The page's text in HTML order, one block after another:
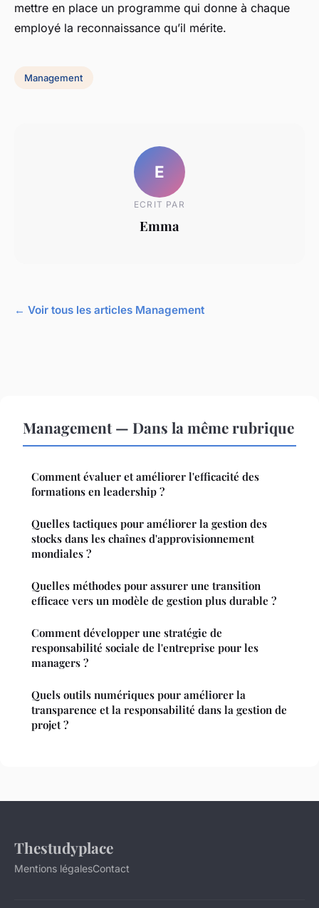
mettre en place un programme qui donne à chaque
employé la reconnaissance qu’il mérite.
Management
E
ECRIT PAR
Emma
← Voir tous les articles Management
Management — Dans la même rubrique
Comment évaluer et améliorer l'efficacité des
formations en leadership ?
Quelles tactiques pour améliorer la gestion des
stocks dans les chaînes d'approvisionnement
mondiales ?
Quelles méthodes pour assurer une transition
efficace vers un modèle de gestion plus durable ?
Comment développer une stratégie de
responsabilité sociale de l'entreprise pour les
managers ?
Quels outils numériques pour améliorer la
transparence et la responsabilité dans la gestion de
projet ?
Thestudyplace
Mentions légalesContact